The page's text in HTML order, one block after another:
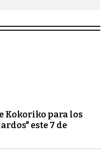
Kokoriko para los
este 7 de